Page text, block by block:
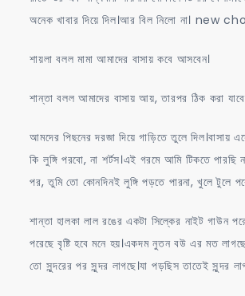
অনেক খাবার দিয়ে দিল।আর বিল নিলো না। new
শায়লা বলল মামা আমাদের বাসায় কবে আসবেন।
শান্তা বলল আমাদের বাসায় আয়, তারপর ঠিক করা
আমদের পিছনের দরজা দিয়ে গাড়িতে তুলে দিল।বাসায়
কি লুঙ্গি পরবো, না শর্টস।এই গরমে আমি টিকতে পারছি
পর, তুমি তো কোনদিনই লুঙ্গি পড়তে পারনা, খুলে টুলে
শান্তা হালকা লাল রঙের একটা সিল্কের নাইট গাউন
পরেছে বৃষ্টি হবে মনে হয়।একদম নুতন বউ এর মত
তো সুন্দরের পর সুন্দর লাগছে।যা পড়ছিস তাতেই সুন্দর